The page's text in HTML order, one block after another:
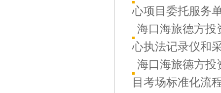
心项目委托服务
海口海旅德方投
心执法记录仪和
海口海旅德方投
目考场标准化流